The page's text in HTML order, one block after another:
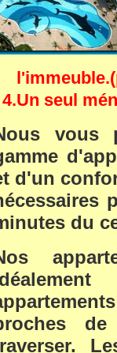
4.Un seul
vous
d'
d'un
du